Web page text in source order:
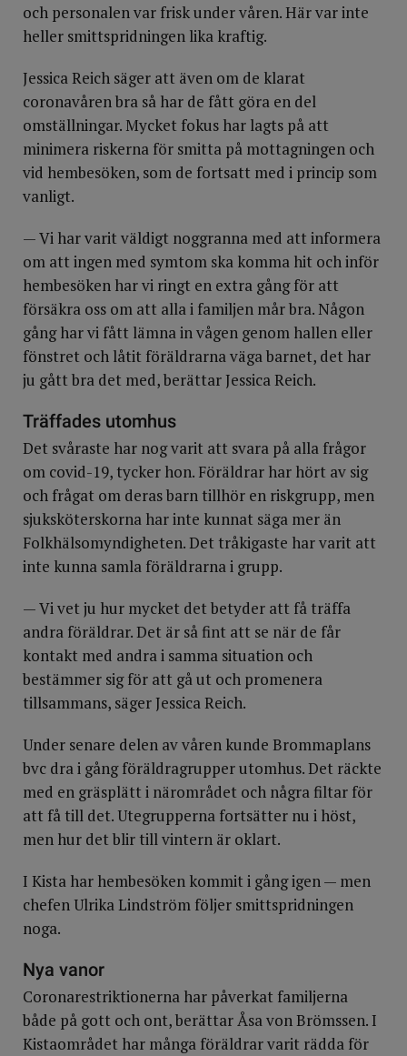
och personalen var frisk under våren. Här var inte
heller smittspridningen lika kraftig.
Jessica Reich säger att även om de klarat
coronavåren bra så har de fått göra en del
omställningar. Mycket fokus har lagts på att
minimera riskerna för smitta på mottagningen och
vid hembesöken, som de fortsatt med i princip som
vanligt.
— Vi har varit väldigt noggranna med att informera
om att ingen med symtom ska komma hit och inför
hembesöken har vi ringt en extra gång för att
försäkra oss om att alla i familjen mår bra. Någon
gång har vi fått lämna in vågen genom hallen eller
fönstret och låtit föräldrarna väga barnet, det har
ju gått bra det med, berättar Jessica Reich.
Träffades utomhus
Det svåraste har nog varit att svara på alla frågor
om covid-19, tycker hon. Föräldrar har hört av sig
och frågat om deras barn tillhör en riskgrupp, men
sjuksköterskorna har inte kunnat säga mer än
Folkhälsomyndigheten. Det tråkigaste har varit att
inte kunna samla föräldrarna i grupp.
— Vi vet ju hur mycket det betyder att få träffa
andra föräldrar. Det är så fint att se när de får
kontakt med andra i samma situation och
bestämmer sig för att gå ut och promenera
tillsammans, säger Jessica Reich.
Under senare delen av våren kunde Brommaplans
bvc dra i gång föräldragrupper utomhus. Det räckte
med en gräsplätt i närområdet och några filtar för
att få till det. Utegrupperna fortsätter nu i höst,
men hur det blir till vintern är oklart.
I Kista har hembesöken kommit i gång igen — men
chefen Ulrika Lindström följer smittspridningen
noga.
Nya vanor
Coronarestriktionerna har påverkat familjerna
både på gott och ont, berättar Åsa von Brömssen. I
Kistaområdet har många föräldrar varit rädda för